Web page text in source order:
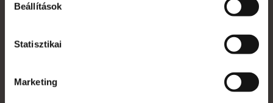
Beállítások
Statisztikai
Marketing
Jogi nyilatkozat